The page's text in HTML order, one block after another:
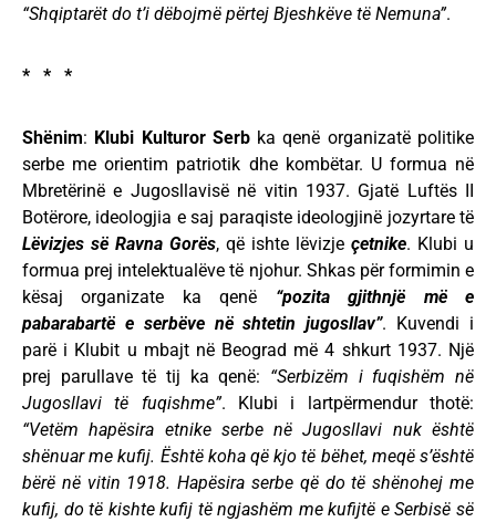
“Shqiptarët do t’i dëbojmë përtej Bjeshkëve të Nemuna”.
* * *
Shënim: Klubi Kulturor Serb ka qenë organizatë politike
serbe me orientim patriotik dhe kombëtar. U formua në
Mbretërinë e Jugosllavisë në vitin 1937. Gjatë Luftës II
Botërore, ideologjia e saj paraqiste ideologjinë jozyrtare të
Lëvizjes së Ravna Gorës, që ishte lëvizje çetnike. Klubi u
formua prej intelektualëve të njohur. Shkas për formimin e
kësaj organizate ka qenë “pozita gjithnjë më e
pabarabartë e serbëve në shtetin jugosllav”. Kuvendi i
parë i Klubit u mbajt në Beograd më 4 shkurt 1937. Një
prej parullave të tij ka qenë: “Serbizëm i fuqishëm në
Jugosllavi të fuqishme”. Klubi i lartpërmendur thotë:
“Vetëm hapësira etnike serbe në Jugosllavi nuk është
shënuar me kufij. Është koha që kjo të bëhet, meqë s’është
bërë në vitin 1918. Hapësira serbe që do të shënohej me
kufij, do të kishte kufij të ngjashëm me kufijtë e Serbisë së